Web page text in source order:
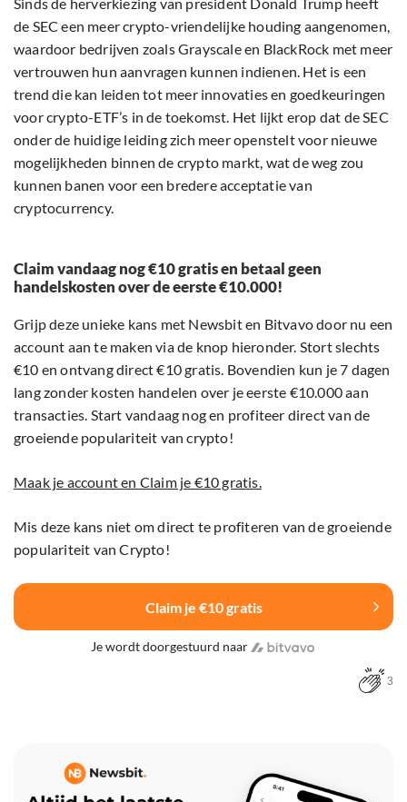
de SEC een meer crypto-vriendelijke houding aangenomen,
waardoor bedrijven zoals Grayscale en BlackRock met meer
vertrouwen hun aanvragen kunnen indienen. Het is een
trend die kan leiden tot meer innovaties en goedkeuringen
voor crypto-ETF’s in de toekomst. Het lijkt erop dat de SEC
onder de huidige leiding zich meer openstelt voor nieuwe
mogelijkheden binnen de crypto markt, wat de weg zou
kunnen banen voor een bredere acceptatie van
cryptocurrency.
Claim vandaag nog €10 gratis en betaal geen
handelskosten over de eerste €10.000!
Grijp deze unieke kans met Newsbit en Bitvavo door nu een
account aan te maken via de knop hieronder. Stort slechts
€10 en ontvang direct €10 gratis. Bovendien kun je 7 dagen
lang zonder kosten handelen over je eerste €10.000 aan
transacties. Start vandaag nog en profiteer direct van de
groeiende populariteit van crypto!
Maak je account en Claim je €10 gratis.
Mis deze kans niet om direct te profiteren van de groeiende
populariteit van Crypto!
Claim je €10 gratis
Je wordt doorgestuurd naar
3